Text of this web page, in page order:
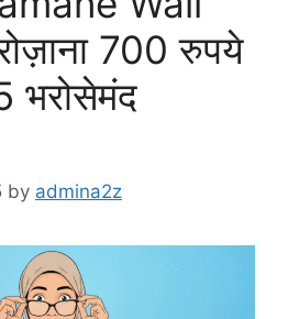
700 रुपये
भरोसेमंद
by admina2z